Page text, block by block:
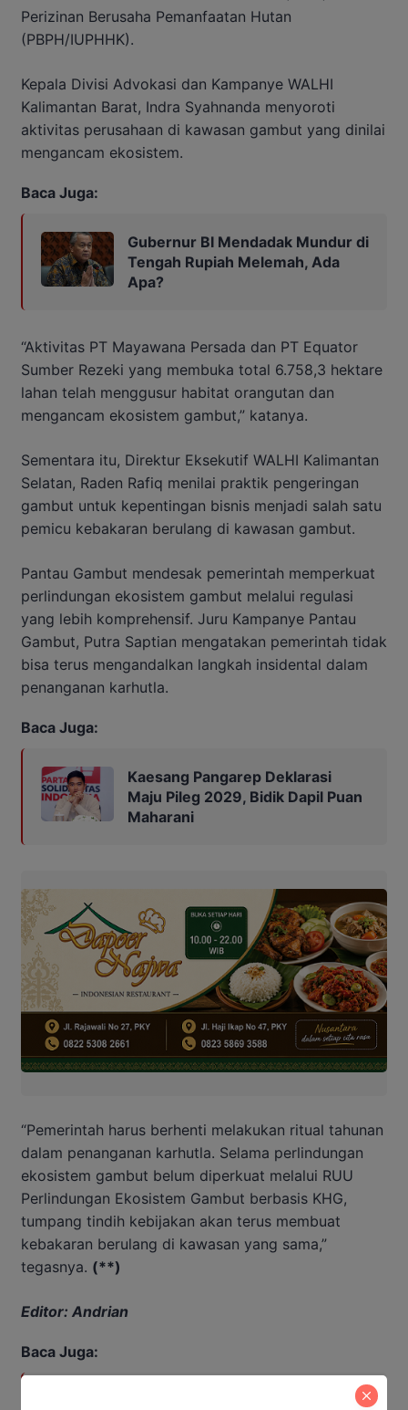
Perizinan Berusaha Pemanfaatan Hutan
(PBPH/IUPHHK).
Kepala Divisi Advokasi dan Kampanye WALHI
Kalimantan Barat, Indra Syahnanda menyoroti
aktivitas perusahaan di kawasan gambut yang dinilai
mengancam ekosistem.
Baca Juga:
Gubernur BI Mendadak Mundur di
Tengah Rupiah Melemah, Ada
Apa?
“Aktivitas PT Mayawana Persada dan PT Equator
Sumber Rezeki yang membuka total 6.758,3 hektare
lahan telah menggusur habitat orangutan dan
mengancam ekosistem gambut,” katanya.
Sementara itu, Direktur Eksekutif WALHI Kalimantan
Selatan, Raden Rafiq menilai praktik pengeringan
gambut untuk kepentingan bisnis menjadi salah satu
pemicu kebakaran berulang di kawasan gambut.
Pantau Gambut mendesak pemerintah memperkuat
perlindungan ekosistem gambut melalui regulasi
yang lebih komprehensif. Juru Kampanye Pantau
Gambut, Putra Saptian mengatakan pemerintah tidak
bisa terus mengandalkan langkah insidental dalam
penanganan karhutla.
Baca Juga:
Kaesang Pangarep Deklarasi
Maju Pileg 2029, Bidik Dapil Puan
Maharani
“Pemerintah harus berhenti melakukan ritual tahunan
dalam penanganan karhutla. Selama perlindungan
ekosistem gambut belum diperkuat melalui RUU
Perlindungan Ekosistem Gambut berbasis KHG,
tumpang tindih kebijakan akan terus membuat
kebakaran berulang di kawasan yang sama,”
tegasnya. (**)
Editor: Andrian
Baca Juga: